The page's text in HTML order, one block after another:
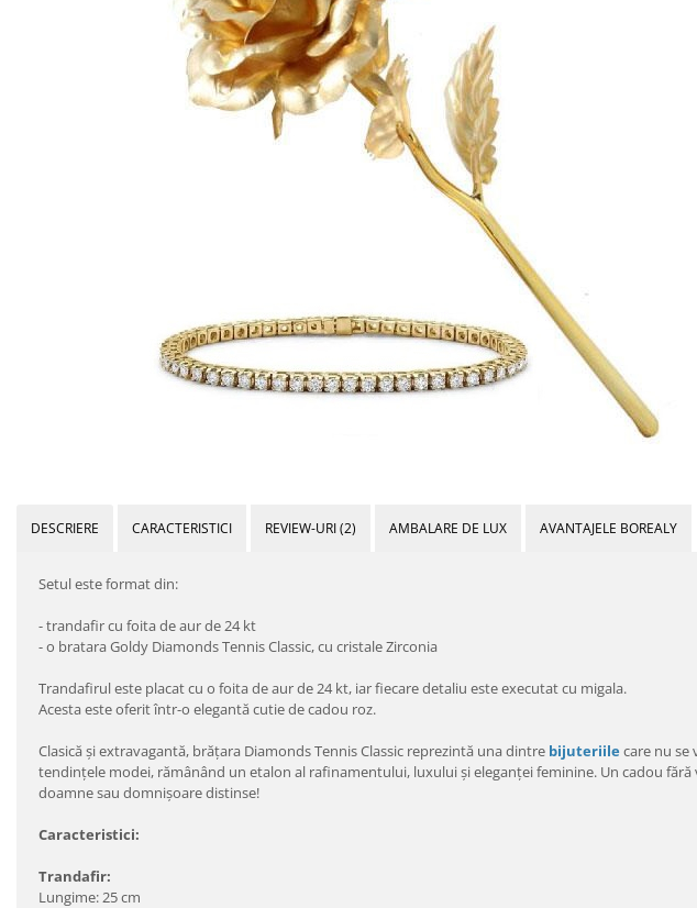
DESCRIERE CARACTERISTICI REVIEW-URI(2) AMBALARE DE LUX AVANTAJELE BOREALY
Setul este format din:
- trandafir cu foita de aur de 24 kt
- o brataraGoldy Diamonds Tennis Classic, cu cristale Zirconia
Trandafirul este placat cu o foita de aur de 24 kt, iar fiecare detaliu este executat cu migala.
Acesta este oferit într-o elegantă cutie de cadou roz.
Clasică şi extravagantă, brăţara Diamonds Tennis Classic reprezintă una dintre bijuteriilecare nu se
tendinţele modei, rămânând un etalon al rafinamentului, luxului şi eleganţei feminine. Un cadou
doamne sau domnişoare distinse!
Caracteristici:
Trandafir:
Lungime: 25 cm